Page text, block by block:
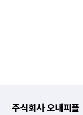
주식회사 오내피플